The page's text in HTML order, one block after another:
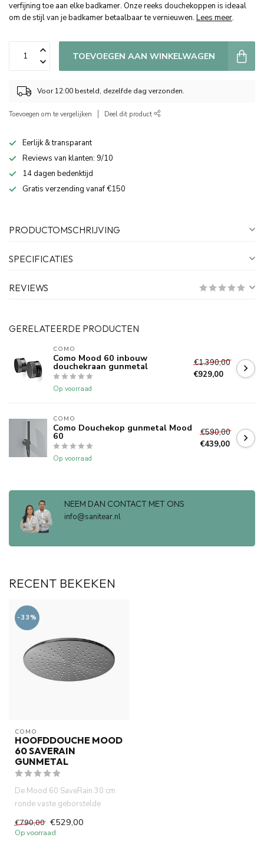
verfijning toe aan elke badkamer. Onze reeks douchekoppen is ideaal
om de stijl van je badkamer betaalbaar te vernieuwen. Lees meer.
TOEVOEGEN AAN WINKELWAGEN
Voor 12:00 besteld, dezelfde dag verzonden.
Toevoegen om te vergelijken Deel dit product
Eerlijk & transparant
Reviews van klanten: 9/10
14 dagen bedenktijd
Gratis verzending vanaf €150
PRODUCTOMSCHRIJVING
SPECIFICATIES
REVIEWS
GERELATEERDE PRODUCTEN
COMO
Como Mood 60 inbouw
douchekraan gunmetal
Op voorraad
€1.390,00
€929,00
COMO
Como Douchekop gunmetal Mood
60
Op voorraad
€590,00
€439,00
NEEM DAN CONTACT MET ONS
info@sanitear.nl
RECENT BEKEKEN
-33%
COMO
HOOFDDOUCHE MOOD
60 SAVERAIN
GUNMETAL
De Mood 60 SaveRain 30 cm
ronde vaste geborstelde
gunmetal douchekop met zijn
ch...
€790,00 €529,00
Op voorraad